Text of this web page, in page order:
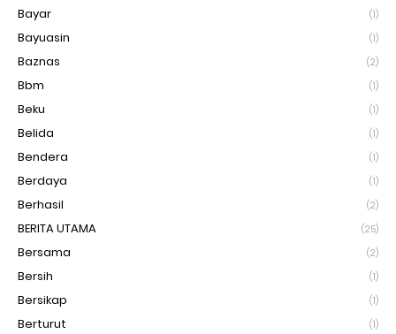
Bayar (1)
Bayuasin (1)
Baznas (2)
Bbm (1)
Beku (1)
Belida (1)
Bendera (1)
Berdaya (1)
Berhasil (2)
BERITA UTAMA (25)
Bersama (2)
Bersih (1)
Bersikap (1)
Berturut (1)